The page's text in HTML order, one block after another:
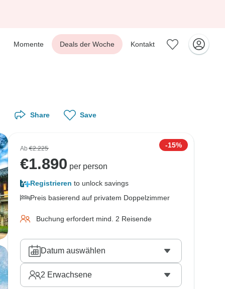
Momente Deals der Woche Kontakt
Share Save
Ab€2.225 -15%
€1.890 per person
Registrieren to unlock savings
Preis basierend auf privatem Doppelzimmer
Buchung erfordert mind. 2 Reisende
Datum auswählen
2 Erwachsene